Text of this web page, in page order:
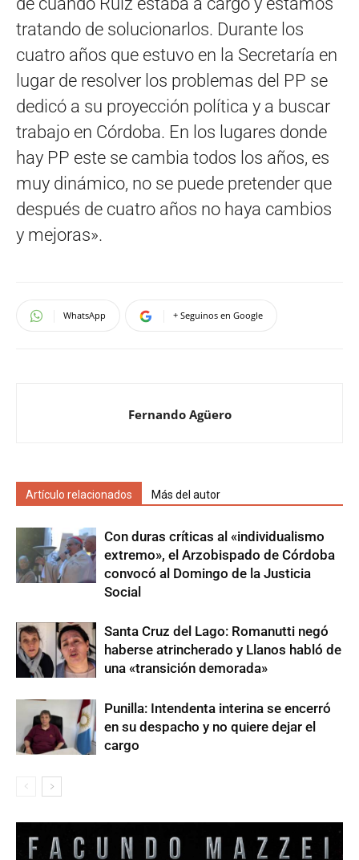
tratando de solucionarlos. Durante los
cuatro años que estuvo en la Secretaría en
lugar de resolver los problemas del PP se
dedicó a su proyección política y a buscar
trabajo en Córdoba. En los lugares donde
hay PP este se cambia todos los años, es
muy dinámico, no se puede pretender que
después de cuatro años no haya cambios
y mejoras».
WhatsApp + Seguinos en Google
Fernando Agüero
Artículo relacionados Más del autor
Con duras críticas al «individualismo
extremo», el Arzobispado de Córdoba
convocó al Domingo de la Justicia
Social
Santa Cruz del Lago: Romanutti negó
haberse atrincherado y Llanos habló de
una «transición demorada»
Punilla: Intendenta interina se encerró
en su despacho y no quiere dejar el
cargo